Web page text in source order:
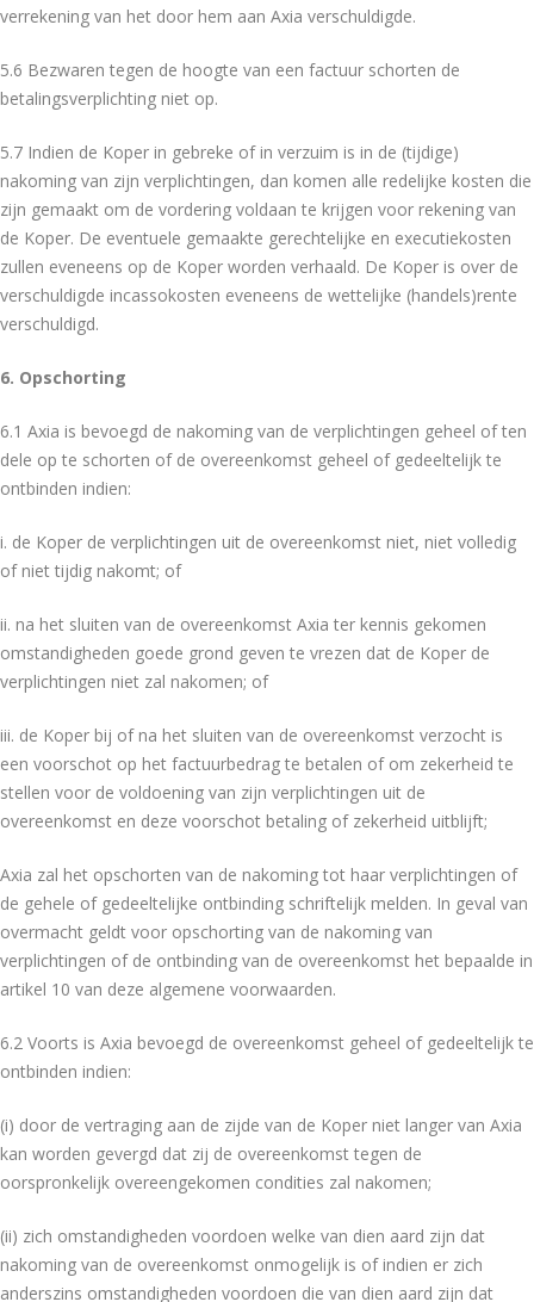
verrekening van het door hem aan Axia verschuldigde.
5.6 Bezwaren tegen de hoogte van een factuur schorten de
betalingsverplichting niet op.
5.7 Indien de Koper in gebreke of in verzuim is in de (tijdige)
nakoming van zijn verplichtingen, dan komen alle redelijke kosten die
zijn gemaakt om de vordering voldaan te krijgen voor rekening van
de Koper. De eventuele gemaakte gerechtelijke en executiekosten
zullen eveneens op de Koper worden verhaald. De Koper is over de
verschuldigde incassokosten eveneens de wettelijke (handels)rente
verschuldigd.
6. Opschorting
6.1 Axia is bevoegd de nakoming van de verplichtingen geheel of ten
dele op te schorten of de overeenkomst geheel of gedeeltelijk te
ontbinden indien:
i. de Koper de verplichtingen uit de overeenkomst niet, niet volledig
of niet tijdig nakomt; of
ii. na het sluiten van de overeenkomst Axia ter kennis gekomen
omstandigheden goede grond geven te vrezen dat de Koper de
verplichtingen niet zal nakomen; of
iii. de Koper bij of na het sluiten van de overeenkomst verzocht is
een voorschot op het factuurbedrag te betalen of om zekerheid te
stellen voor de voldoening van zijn verplichtingen uit de
overeenkomst en deze voorschot betaling of zekerheid uitblijft;
Axia zal het opschorten van de nakoming tot haar verplichtingen of
de gehele of gedeeltelijke ontbinding schriftelijk melden. In geval van
overmacht geldt voor opschorting van de nakoming van
verplichtingen of de ontbinding van de overeenkomst het bepaalde in
artikel 10 van deze algemene voorwaarden.
6.2 Voorts is Axia bevoegd de overeenkomst geheel of gedeeltelijk te
ontbinden indien:
(i) door de vertraging aan de zijde van de Koper niet langer van Axia
kan worden gevergd dat zij de overeenkomst tegen de
oorspronkelijk overeengekomen condities zal nakomen;
(ii) zich omstandigheden voordoen welke van dien aard zijn dat
nakoming van de overeenkomst onmogelijk is of indien er zich
anderszins omstandigheden voordoen die van dien aard zijn dat